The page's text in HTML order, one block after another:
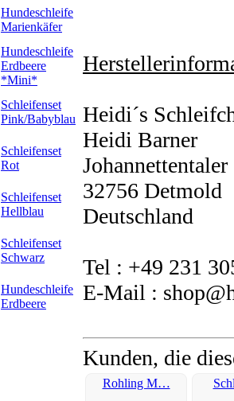
Hundeschleife
Marienkäfer
Hundeschleife
Erdbeere
*Mini*
Schleifenset
Pink/Babyblau
Schleifenset
Rot
Schleifenset
Hellblau
Schleifenset
Schwarz
Hundeschleife
Erdbeere
Heidi´s
Heidi Barner
Johannettentaler
32756 Detmold
Deutschland
Tel : +49 231
E-Mail :
Kunden, die
Rohling M…